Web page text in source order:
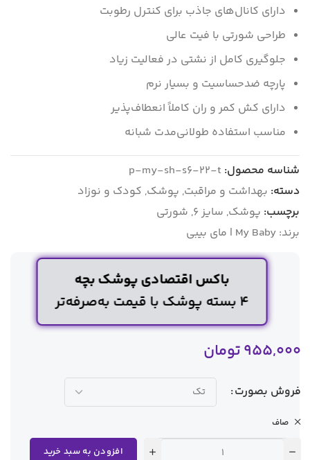
دارای کانال‌های جاذب برای کنترل رطوبت
طراحی شورتی با فیت عالی
جلوگیری کامل از نشتی در فعالیت زیاد
پارچه ضدحساسیت و بسیار نرم
دارای کش کمر و ران کاملاً انعطاف‌پذیر
مناسب استفاده طولانی‌مدت شبانه
شناسه محصول: p-my-sh-s6-22-t
دسته: بهداشت و مراقبت, پوشک, کودک و نوزاد
برچسب: پوشک, سایز 6 , شورتی
برند: My Baby | مای بیبی
باکس اقتصادی پوشک بچه
۴ بسته پوشک با قیمت به‌صرفه‌تر
955,000تومان
فروش بصورت
صاف
افزودن به سبد خرید